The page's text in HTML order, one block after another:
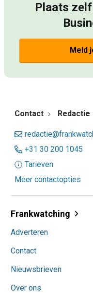
Plaats
Meld
Contact Redactie
+31 30 200 1045
Tarieven
Meer contactopties
Frankwatching
Adverteren
Contact
Nieuwsbrieven
Over ons